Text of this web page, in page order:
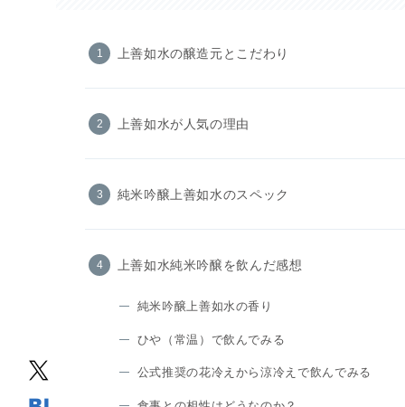
上善如水の醸造元とこだわり
上善如水が人気の理由
純米吟醸上善如水のスペック
上善如水純米吟醸を飲んだ感想
純米吟醸上善如水の香り
ひや（常温）で飲んでみる
公式推奨の花冷えから涼冷えで飲んでみる